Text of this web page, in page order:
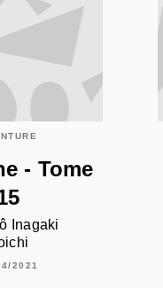
- Tome
Inagaki
2021